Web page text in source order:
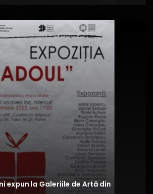
expun la Galeriile de Artă din